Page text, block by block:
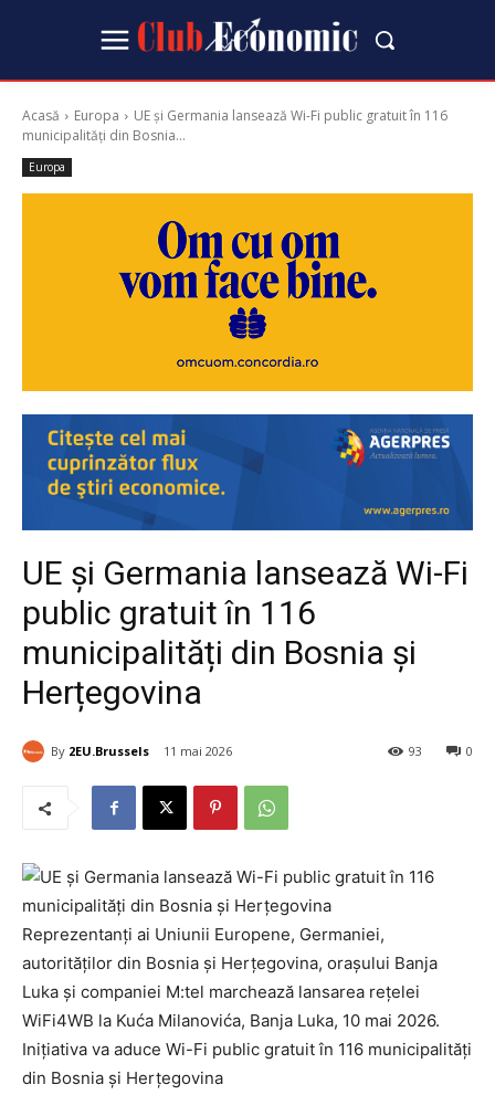
Acasă Europa
UE și Germania lansează Wi-Fi public gratuit în 116
municipalități din Bosnia...
Europa
UE și Germania lansează Wi-Fi
public gratuit în 116
municipalități din Bosnia și
Herțegovina
By 2EU.Brussels 11 mai 2026 0
93
Reprezentanți ai Uniunii Europene, Germaniei,
autorităților din Bosnia și Herțegovina, orașului Banja
Luka și companiei M:tel marchează lansarea rețelei
WiFi4WB la Kuća Milanovića, Banja Luka, 10 mai 2026.
Inițiativa va aduce Wi-Fi public gratuit în 116 municipalități
din Bosnia și Herțegovina